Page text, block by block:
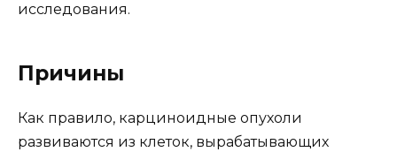
исследования.
Причины
Как правило, карциноидные опухоли
развиваются из клеток, вырабатывающих